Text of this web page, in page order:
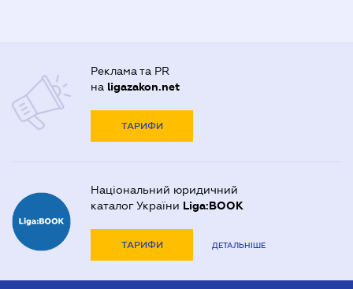
Реклама та PR
на ligazakon.net
ТАРИФИ
Національний юридичний
каталог України Liga:BOOK
ТАРИФИ ДЕТАЛЬНІШЕ